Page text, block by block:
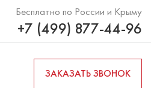
Бесплатно по России и Крыму
+7 (499) 877-44-96
ЗАКАЗАТЬ ЗВОНОК